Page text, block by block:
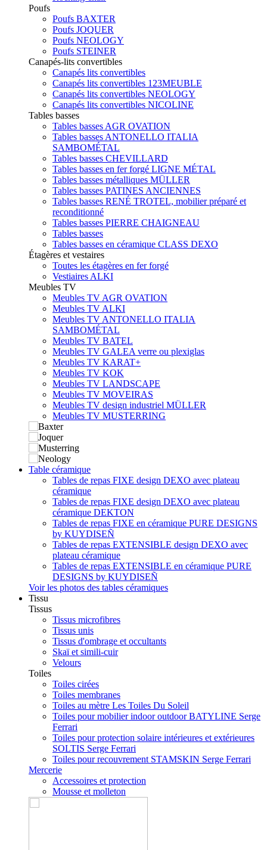
Poufs
Poufs BAXTER
Poufs JOQUER
Poufs NEOLOGY
Poufs STEINER
Canapés-lits convertibles
Canapés lits convertibles
Canapés lits convertibles 123MEUBLE
Canapés lits convertibles NEOLOGY
Canapés lits convertibles NICOLINE
Tables basses
Tables basses AGR OVATION
Tables basses ANTONELLO ITALIA
SAMBOMÉTAL
Tables basses CHEVILLARD
Tables basses en fer forgé LIGNE MÉTAL
Tables basses métalliques MÜLLER
Tables basses PATINES ANCIENNES
Tables basses RENÉ TROTEL, mobilier préparé et
reconditionné
Tables basses PIERRE CHAIGNEAU
Tables basses
Tables basses en céramique CLASS DEXO
Étagères et vestaires
Toutes les étagères en fer forgé
Vestiaires ALKI
Meubles TV
Meubles TV AGR OVATION
Meubles TV ALKI
Meubles TV ANTONELLO ITALIA
SAMBOMÉTAL
Meubles TV BATEL
Meubles TV GALEA verre ou plexiglas
Meubles TV KARAT+
Meubles TV KOK
Meubles TV LANDSCAPE
Meubles TV MOVEIRAS
Meubles TV design industriel MÜLLER
Meubles TV MUSTERRING
Table céramique
Tables de repas FIXE design DEXO avec plateau
céramique
Tables de repas FIXE design DEXO avec plateau
céramique DEKTON
Tables de repas FIXE en céramique PURE DESIGNS
by KUYDISEÑ
Tables de repas EXTENSIBLE design DEXO avec
plateau céramique
Tables de repas EXTENSIBLE en céramique PURE
DESIGNS by KUYDISEÑ
Voir les photos des tables céramiques
Tissu
Tissus
Tissus microfibres
Tissus unis
Tissus d'ombrage et occultants
Skaï et simili-cuir
Velours
Toiles
Toiles cirées
Toiles membranes
Toiles au mètre Les Toiles Du Soleil
Toiles pour mobilier indoor outdoor BATYLINE Serge
Ferrari
Toiles pour protection solaire intérieures et extérieures
SOLTIS Serge Ferrari
Toiles pour recouvrement STAMSKIN Serge Ferrari
Mercerie
Accessoires et protection
Mousse et molleton